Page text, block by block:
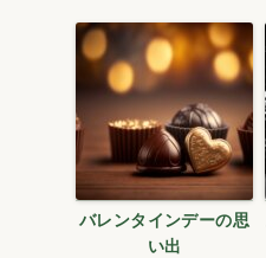
バレンタインデーの思
い出